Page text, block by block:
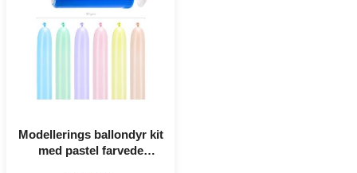
Modellerings ballondyr kit
med pastel farvede